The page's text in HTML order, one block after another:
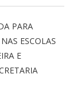
PARA
ESCOLAS
E